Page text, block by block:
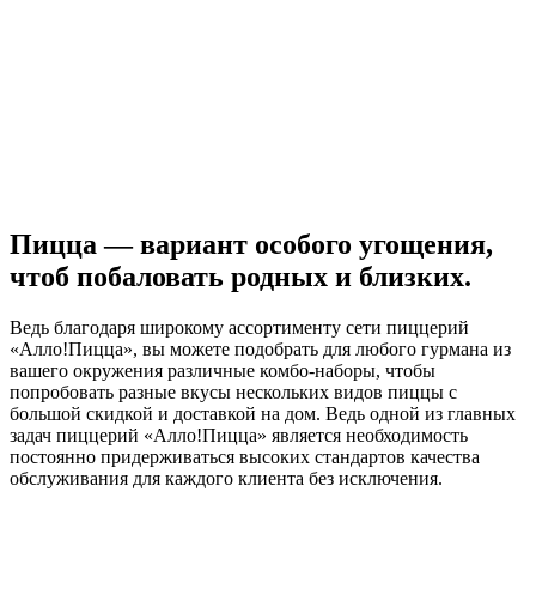
Пицца — вариант особого угощения,
чтоб побаловать родных и близких.
Ведь благодаря широкому ассортименту сети пиццерий
«Алло!Пицца», вы можете подобрать для любого гурмана из
вашего окружения различные комбо-наборы, чтобы
попробовать разные вкусы нескольких видов пиццы с
большой скидкой и доставкой на дом. Ведь одной из главных
задач пиццерий «Алло!Пицца» является необходимость
постоянно придерживаться высоких стандартов качества
обслуживания для каждого клиента без исключения.